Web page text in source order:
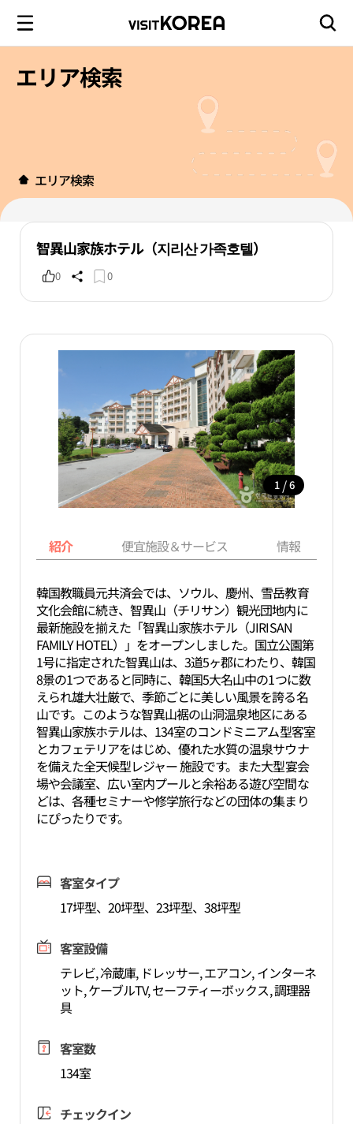
エリア検索
エリア検索
智異山家族ホテル（지리산 가족호텔）
0 0
1 / 6
紹介 便宜施設＆サービス 情報
韓国教職員元共済会では、ソウル、慶州、雪岳教育
文化会館に続き、智異山（チリサン）観光団地内に
最新施設を揃えた「智異山家族ホテル（JIRISAN
FAMILY HOTEL）」をオープンしました。国立公園第
1号に指定された智異山は、3道5ヶ郡にわたり、韓国
8景の1つであると同時に、韓国5大名山中の1つに数
えられ雄大壮厳で、季節ごとに美しい風景を誇る名
山です。このような智異山裾の山洞温泉地区にある
智異山家族ホテルは、134室のコンドミニアム型客室
とカフェテリアをはじめ、優れた水質の温泉サウナ
を備えた全天候型レジャー 施設です。また大型宴会
場や会議室、広い室内プールと余裕ある遊び空間な
どは、各種セミナーや修学旅行などの団体の集まり
にぴったりです。
客室タイプ
17坪型、20坪型、23坪型、38坪型
客室設備
テレビ, 冷蔵庫, ドレッサー, エアコン, インターネ
ット, ケーブルTV, セーフティーボックス, 調理器
具
客室数
134室
チェックイン